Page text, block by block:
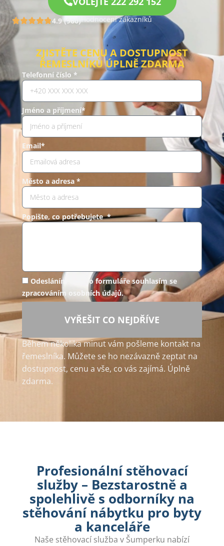
4.9 (960)Hodnocení zákazníků
ZJISTĚTE CENU A DOSTUPNOST
ŘEMESLNÍKŮ ÚPLNĚ ZDARMA
Telefonní číslo *
Jméno a příjmení*
Email*
Město a adresa *
Popište, co potřebujete *
Odesláním tohoto formuláře souhlasím se
zpracováním osobních údajů.
VYŘEŠIT CO NEJDŘÍVE
Během několika minut vám pošleme kontakt na
řemeslníka. Můžete se ho nezávazně zeptat na
dostupnost, cenu a vše, co vás zajímá. Úplně
zdarma.
Profesionální stěhovací
služby – Bezstarostně a
spolehlivě s odborníky na
stěhování nábytku pro byty
a kanceláře
Naše stěhovací služba v Šumperku nabízí